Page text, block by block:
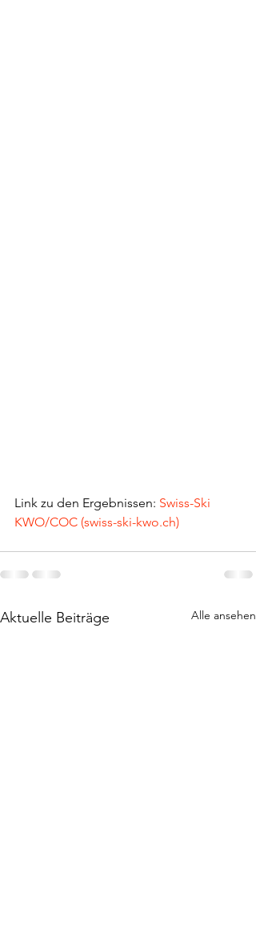
Link zu den Ergebnissen: Swiss-Ski
KWO/COC (swiss-ski-kwo.ch)
Aktuelle Beiträge Alle ansehen